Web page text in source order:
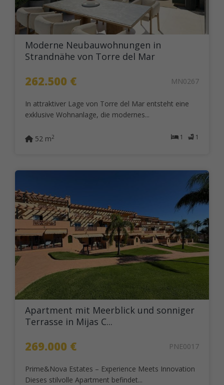
Moderne Neubauwohnungen in
Strandnähe von Torre del Mar
262.500 € MN0267
In attraktiver Lage von Torre del Mar entsteht eine
exklusive Wohnanlage, die modernes...
1 1
52 m2
Apartment mit Meerblick und sonniger
Terrasse in Mijas C...
269.000 € PNE0017
Prime&Nova Estates – Experience Meets Innovation
Dieses stilvolle Apartment befindet...